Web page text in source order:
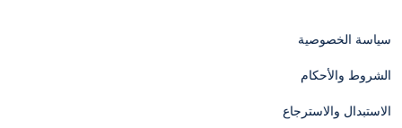
سياسة الخصوصية
الشروط والأحكام
الاستبدال والاسترجاع